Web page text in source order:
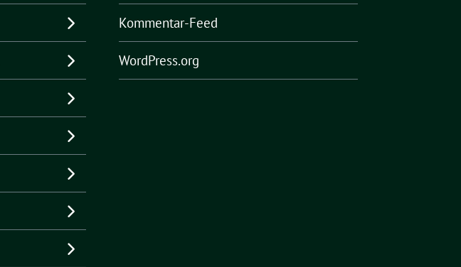
Kommentar-Feed
WordPress.org